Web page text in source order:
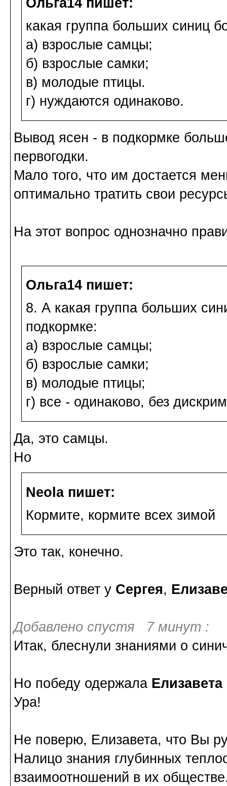
какая группа больших синиц
а) взрослые самцы;
б) взрослые самки;
в) молодые птицы.
г) нуждаются одинаково.
Вывод ясен - в подкормке
первогодки.
Мало того, что им достается
оптимально тратить свои
На этот вопрос однозначно
Ольга14 пишет:
8. А какая группа больших
подкормке:
а) взрослые самцы;
б) взрослые самки;
в) молодые птицы;
г) все - одинаково, без
Да, это самцы.
Но
Neola пишет:
Кормите, кормите всех зимой
Это так, конечно.
Верный ответ у Сергея,
Добавлено спустя 7 минут :
Итак, блеснули знаниями о
Но победу одержала Елизавета
Ура!
Не поверю, Елизавета, что Вы
Налицо знания глубинных
взаимоотношений в их